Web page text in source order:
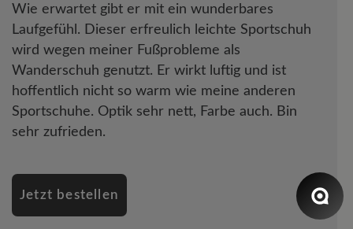
Wie erwartet gibt er mit ein wunderbares
Laufgefühl. Dieser erfreulich leichte Sportschuh
wird wegen meiner Fußprobleme als
Wanderschuh genutzt. Er wirkt luftig und ist
hoffentlich nicht so warm wie meine anderen
Sportschuhe. Optik sehr nett, Farbe auch. Bin
sehr zufrieden.
Jetzt bestellen